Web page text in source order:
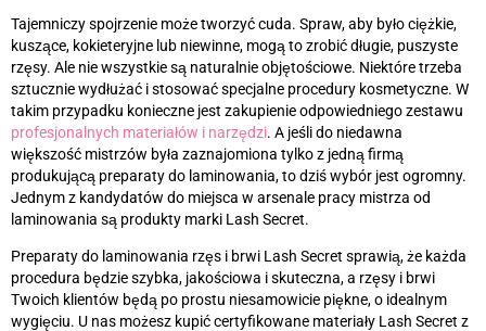
Tajemniczy spojrzenie może tworzyć cuda. Spraw, aby było ciężkie,
kuszące, kokieteryjne lub niewinne, mogą to zrobić długie, puszyste
rzęsy. Ale nie wszystkie są naturalnie objętościowe. Niektóre trzeba
sztucznie wydłużać i stosować specjalne procedury kosmetyczne. W
takim przypadku konieczne jest zakupienie odpowiedniego zestawu
profesjonalnych materiałów i narzędzi. A jeśli do niedawna
większość mistrzów była zaznajomiona tylko z jedną firmą
produkującą preparaty do laminowania, to dziś wybór jest ogromny.
Jednym z kandydatów do miejsca w arsenale pracy mistrza od
laminowania są produkty marki Lash Secret.
Preparaty do laminowania rzęs i brwi Lash Secret sprawią, że każda
procedura będzie szybka, jakościowa i skuteczna, a rzęsy i brwi
Twoich klientów będą po prostu niesamowicie piękne, o idealnym
wygięciu. U nas możesz kupić certyfikowane materiały Lash Secret z